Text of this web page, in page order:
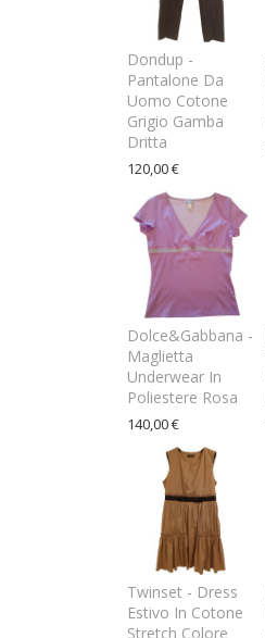
Dondup -
Pantalone Da
Uomo Cotone
Grigio Gamba
Dritta
120,00 €
Dolce&Gabbana -
Maglietta
Underwear In
Poliestere Rosa
140,00 €
Twinset - Dress
Estivo In Cotone
Stretch Colore